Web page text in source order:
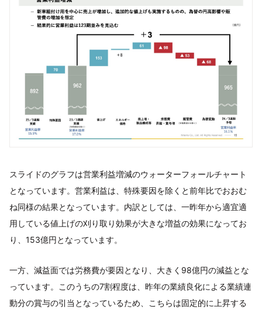
スライドのグラフは営業利益増減のウォーターフォールチャート
となっています。営業利益は、特殊要因を除くと前年比でおおむ
ね同様の結果となっています。内訳としては、一昨年から適宜適
用している値上げの刈り取り効果が大きな増益の効果になってお
り、153億円となっています。
一方、減益面では労務費が要因となり、大きく98億円の減益とな
っています。このうちの7割程度は、昨年の業績良化による業績連
動分の賞与の引当となっているため、こちらは固定的に上昇する